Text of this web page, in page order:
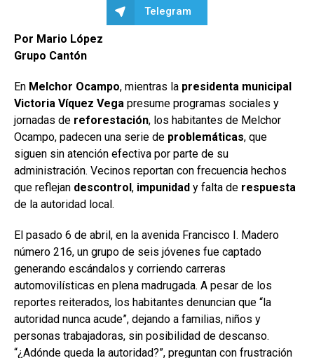
Telegram
Por Mario López
Grupo Cantón
En Melchor Ocampo, mientras la presidenta municipal
Victoria Víquez Vega presume programas sociales y
jornadas de reforestación, los habitantes de Melchor
Ocampo, padecen una serie de problemáticas, que
siguen sin atención efectiva por parte de su
administración. Vecinos reportan con frecuencia hechos
que reflejan descontrol, impunidad y falta de respuesta
de la autoridad local.
El pasado 6 de abril, en la avenida Francisco I. Madero
número 216, un grupo de seis jóvenes fue captado
generando escándalos y corriendo carreras
automovilísticas en plena madrugada. A pesar de los
reportes reiterados, los habitantes denuncian que “la
autoridad nunca acude”, dejando a familias, niños y
personas trabajadoras, sin posibilidad de descanso.
“¿Adónde queda la autoridad?”, preguntan con frustración